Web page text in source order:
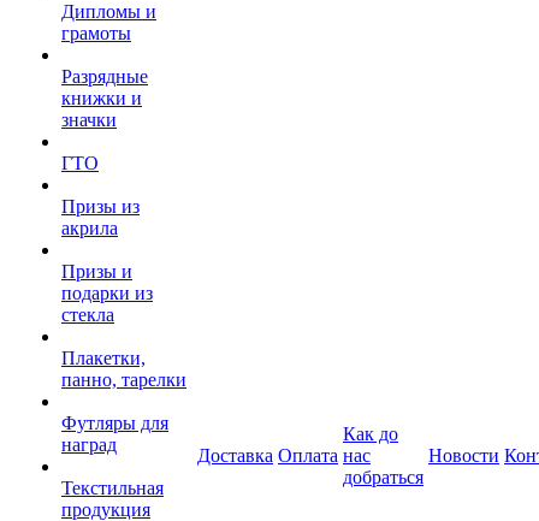
Дипломы и
грамоты
Разрядные
книжки и
значки
ГТО
Призы из
акрила
Призы и
подарки из
стекла
Плакетки,
панно, тарелки
Футляры для
наград
Текстильная
продукция
Доставка Оплата
Как до
нас
добраться
Новости